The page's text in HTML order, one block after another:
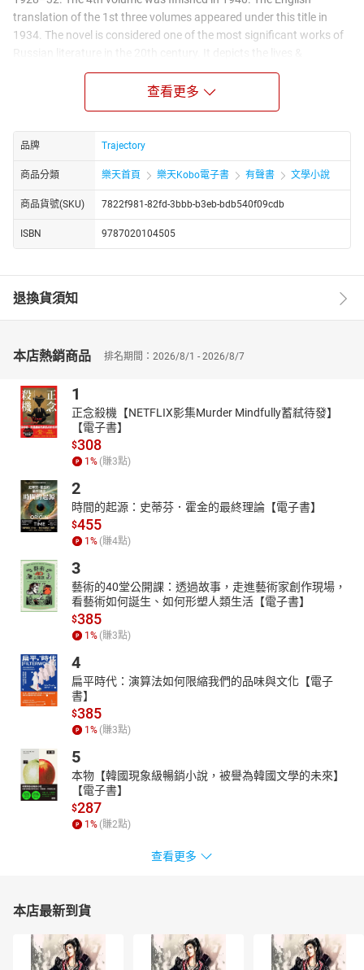
translation of the 1st three volumes appeared under this title in
1934. The novel is considered one of the most significant works of
struggles of Don Cossacks during WWI, the Russian Revolution &
Russian Civil War. In 1965, Sholokhov was awarded the Nobel Prize
for Literature for this novel. The authorship of the novel is
entirely written by Sholokhov
查看更多
品牌 Trajectory
商品分類 樂天首頁 樂天Kobo電子書 有聲書 文學小說
商品貨號(SKU) 7822f981-82fd-3bbb-b3eb-bdb540f09cdb
ISBN 9787020104505
退換貨須知
本店熱銷商品 排名期間：2026/8/1 - 2026/8/7
1
正念殺機【NETFLIX影集Murder Mindfully蓄弒待發】
【電子書】
$308
1 % (賺3點)
2
時間的起源：史蒂芬．霍金的最終理論【電子書】
$455
1 % (賺4點)
3
藝術的40堂公開課：透過故事，走進藝術家創作現場，
看藝術如何誕生、如何形塑人類生活【電子書】
$385
1 % (賺3點)
4
扁平時代：演算法如何限縮我們的品味與文化【電子
書】
$385
1 % (賺3點)
5
本物【韓國現象級暢銷小說，被譽為韓國文學的未來】
【電子書】
$287
1 % (賺2點)
查看更多
本店最新到貨